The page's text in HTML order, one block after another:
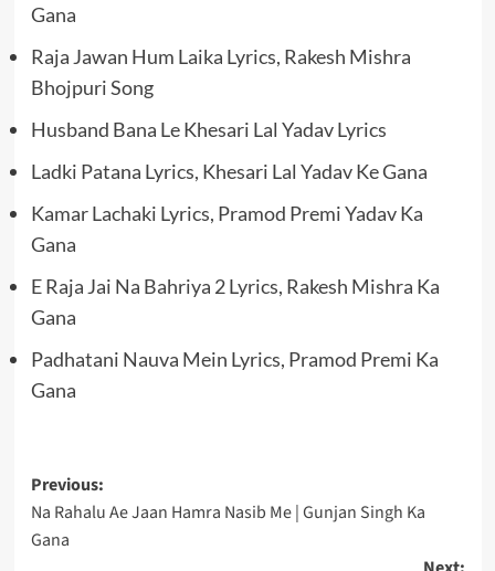
Gana
Raja Jawan Hum Laika Lyrics, Rakesh Mishra
Bhojpuri Song
Husband Bana Le Khesari Lal Yadav Lyrics
Ladki Patana Lyrics, Khesari Lal Yadav Ke Gana
Kamar Lachaki Lyrics, Pramod Premi Yadav Ka
Gana
E Raja Jai Na Bahriya 2 Lyrics, Rakesh Mishra Ka
Gana
Padhatani Nauva Mein Lyrics, Pramod Premi Ka
Gana
Post
navigation
Previous:
Na Rahalu Ae Jaan Hamra Nasib Me | Gunjan Singh Ka
Gana